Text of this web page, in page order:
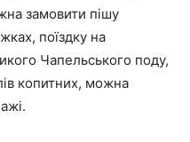
замовити пішу
поїздку на
Чапельського поду,
копитних, можна